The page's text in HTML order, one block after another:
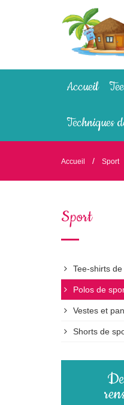
Accueil
Techniques
Accueil / Sport
Sport
Tee-shirts
Polos de
Vestes et
Shorts de